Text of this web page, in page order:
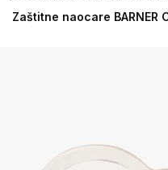
Zaštitne naocare BARNER